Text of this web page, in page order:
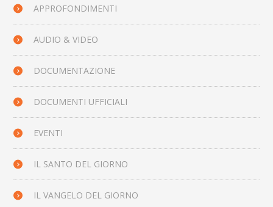
APPROFONDIMENTI
AUDIO & VIDEO
DOCUMENTAZIONE
DOCUMENTI UFFICIALI
EVENTI
IL SANTO DEL GIORNO
IL VANGELO DEL GIORNO